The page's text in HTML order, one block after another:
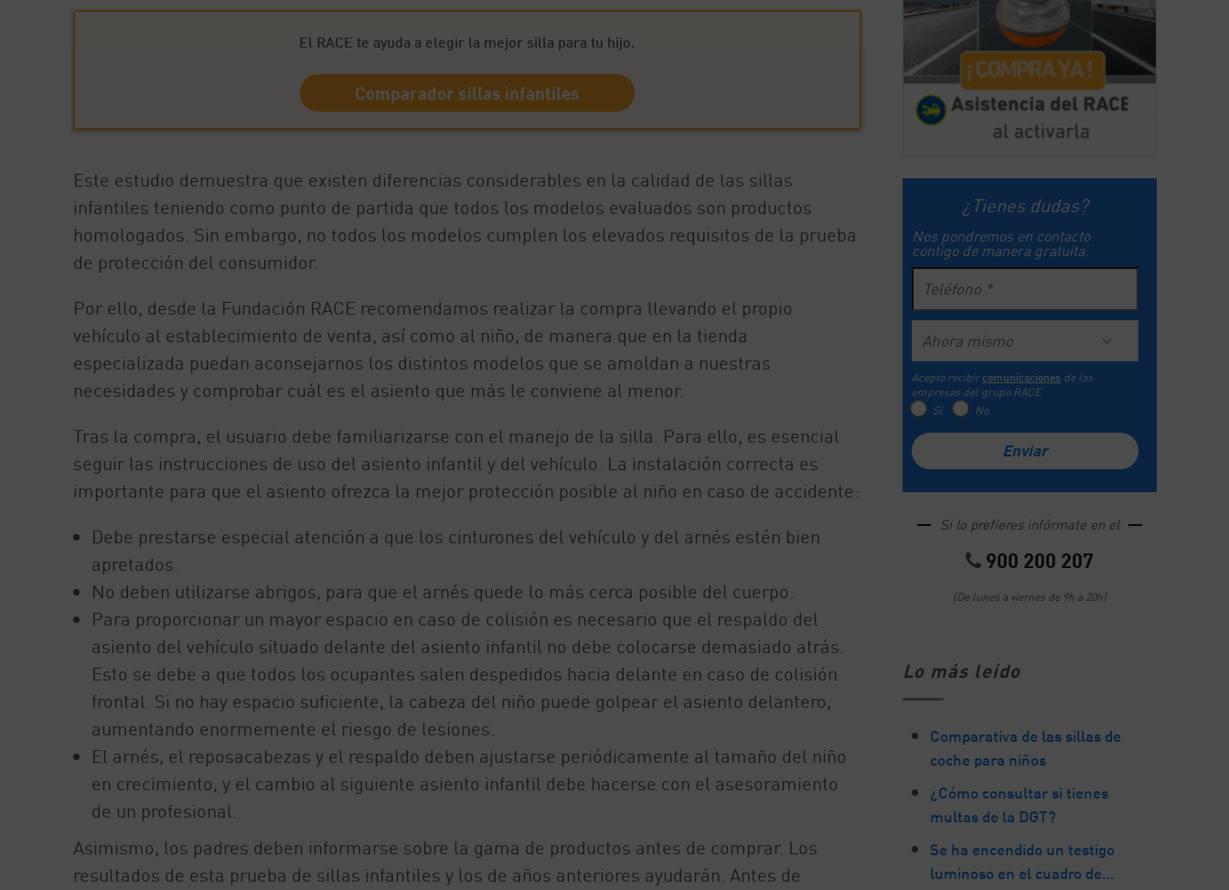
El RACE te ayuda a elegir la mejor silla para tu hijo.
Comparador sillas infantiles
Este estudio demuestra que existen diferencias considerables en la calidad de las sillas
infantiles teniendo como punto de partida que todos los modelos evaluados son productos
homologados. Sin embargo, no todos los modelos cumplen los elevados requisitos de la prueba
de protección del consumidor.
Por ello, desde la Fundación RACE recomendamos realizar la compra llevando el propio
vehículo al establecimiento de venta, así como al niño, de manera que en la tienda
especializada puedan aconsejarnos los distintos modelos que se amoldan a nuestras
necesidades y comprobar cuál es el asiento que más le conviene al menor.
Tras la compra, el usuario debe familiarizarse con el manejo de la silla. Para ello, es esencial
seguir las instrucciones de uso del asiento infantil y del vehículo. La instalación correcta es
importante para que el asiento ofrezca la mejor protección posible al niño en caso de accidente:
Debe prestarse especial atención a que los cinturones del vehículo y del arnés estén bien
apretados.
No deben utilizarse abrigos, para que el arnés quede lo más cerca posible del cuerpo.
Para proporcionar un mayor espacio en caso de colisión es necesario que el respaldo del
asiento del vehículo situado delante del asiento infantil no debe colocarse demasiado atrás.
Esto se debe a que todos los ocupantes salen despedidos hacia delante en caso de colisión
frontal. Si no hay espacio suficiente, la cabeza del niño puede golpear el asiento delantero,
aumentando enormemente el riesgo de lesiones.
El arnés, el reposacabezas y el respaldo deben ajustarse periódicamente al tamaño del niño
en crecimiento, y el cambio al siguiente asiento infantil debe hacerse con el asesoramiento
de un profesional.
Asimismo, los padres deben informarse sobre la gama de productos antes de comprar. Los
resultados de esta prueba de sillas infantiles y los de años anteriores ayudarán. Antes de
¿Tienes dudas?
Nos pondremos en contacto
contigo de manera gratuita.
Acepto recibir comunicaciones de las
empresas del grupo RACE
Sí
No
Si lo prefieres infórmate en el
900 200 207
(De lunes a viernes de 9h a 20h)
Lo más leído
Comparativa de las sillas de
coche para niños
¿Cómo consultar si tienes
multas de la DGT?
Se ha encendido un testigo
luminoso en el cuadro de…